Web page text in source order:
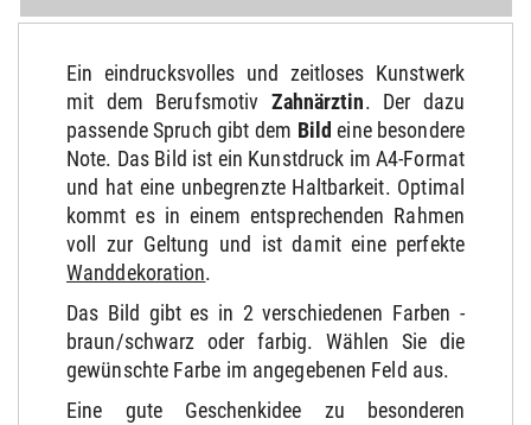
Ein eindrucksvolles und zeitloses Kunstwerk
mit dem Berufsmotiv Zahnärztin. Der dazu
passende Spruch gibt dem Bild eine besondere
Note. Das Bild ist ein Kunstdruck im A4-Format
und hat eine unbegrenzte Haltbarkeit. Optimal
kommt es in einem entsprechenden Rahmen
voll zur Geltung und ist damit eine perfekte
Wanddekoration.
Das Bild gibt es in 2 verschiedenen Farben -
braun/schwarz oder farbig. Wählen Sie die
gewünschte Farbe im angegebenen Feld aus.
Eine gute Geschenkidee zu besonderen